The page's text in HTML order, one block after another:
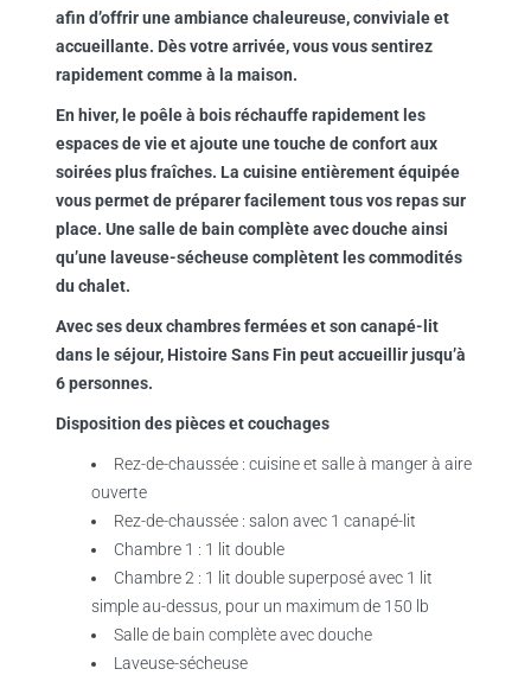
afin d’offrir une ambiance chaleureuse, conviviale et
accueillante. Dès votre arrivée, vous vous sentirez
rapidement comme à la maison.
En hiver, le poêle à bois réchauffe rapidement les
espaces de vie et ajoute une touche de confort aux
soirées plus fraîches. La cuisine entièrement équipée
vous permet de préparer facilement tous vos repas sur
place. Une salle de bain complète avec douche ainsi
qu’une laveuse-sécheuse complètent les commodités
du chalet.
Avec ses deux chambres fermées et son canapé-lit
dans le séjour, Histoire Sans Fin peut accueillir jusqu’à
6 personnes.
Disposition des pièces et couchages
Rez-de-chaussée : cuisine et salle à manger à aire
ouverte
Rez-de-chaussée : salon avec 1 canapé-lit
Chambre 1 : 1 lit double
Chambre 2 : 1 lit double superposé avec 1 lit
simple au-dessus, pour un maximum de 150 lb
Salle de bain complète avec douche
Laveuse-sécheuse